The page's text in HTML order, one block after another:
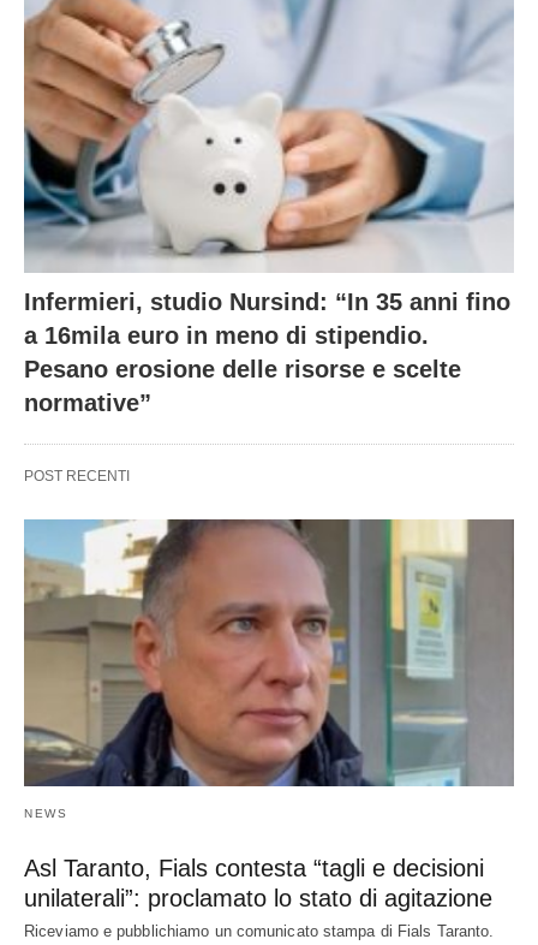
Infermieri, studio Nursind: “In 35 anni fino
a 16mila euro in meno di stipendio.
Pesano erosione delle risorse e scelte
normative”
POST RECENTI
NEWS
Asl Taranto, Fials contesta “tagli e decisioni
unilaterali”: proclamato lo stato di agitazione
Riceviamo e pubblichiamo un comunicato stampa di Fials Taranto.